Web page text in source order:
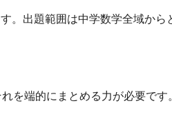
。出題範囲は中学数学全域から
を端的にまとめる力が必要です